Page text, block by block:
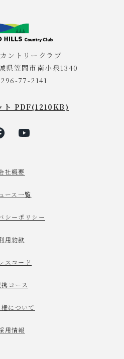
ントリークラブ
県笠間市南小泉1340
77-2141
ト PDF(1210KB)
社概要
ース一覧
シーポリシー
用約款
スコード
コース
について
用情報